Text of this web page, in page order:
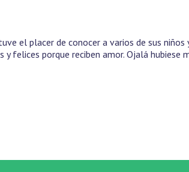
el placer de conocer a varios de sus niños
felices porque reciben amor. Ojalá hubiese